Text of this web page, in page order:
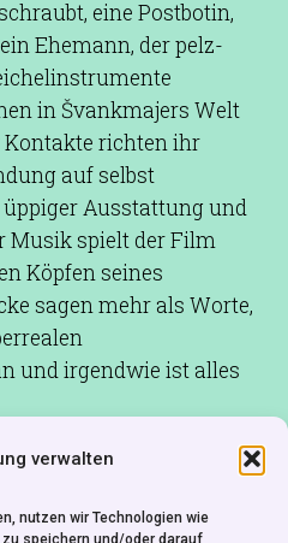
verwalten
nutzen wir Technologien wie
speichern und/oder darauf
eine Postbotin,
Ehemann, der pelz-
in Švankmajers Welt
richten ihr
auf selbst
üppiger Ausstattung und
Musik spielt der Film
Köpfen seines
sagen mehr als Worte,
und irgendwie ist alles